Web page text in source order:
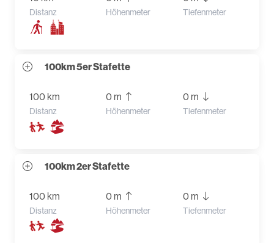
Distanz Höhenmeter Tiefenmeter
100km 5er Stafette
100 km
Distanz
0 m
Höhenmeter
0 m
Tiefenmeter
100km 2er Stafette
100 km
Distanz
0 m
Höhenmeter
0 m
Tiefenmeter